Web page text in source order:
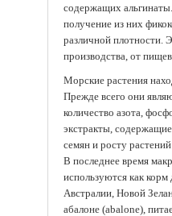
содержащих
получение из них
различной плотности.
производства, от
Морские растения
Прежде всего они
количество азота,
экстракты,
семян и росту
В последнее время
используются как
Австралии, Новой
абалоне (abalone),